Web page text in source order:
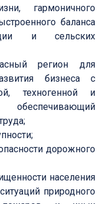
гармоничного
баланса
и сельских
регион для
бизнеса с
техногенной и
обеспечивающий
дорожного
населения
природного